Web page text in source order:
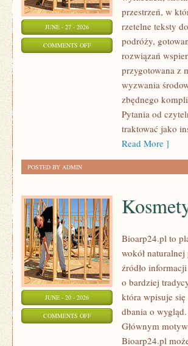
JUNE - 27 - 2026
COMMENTS OFFON
przestrzeń, w
rzetelne teksty
podróży,
rozwiązań
przygotowana z
wyzwania
zbędnego
Pytania od
traktować jako
Read More ]
POSTED BY ADMIN
JUNE - 20 - 2026
COMMENTS OFFON
KOSMETYKI
Bioarp24.pl to
wokół
źródło
o bardziej
która wpisuje
dbania o
Głównym
Bioarp24.pl